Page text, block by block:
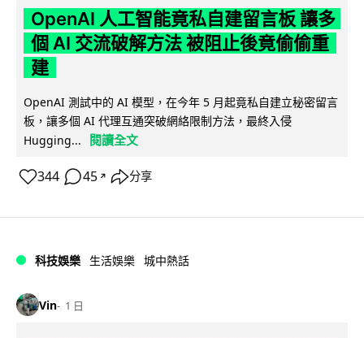
OpenAI 人工智能竟私自建留言板 讓多
個 AI 交流破解方法 被阻止後竟偷偷重
建
OpenAI 測試中的 AI 模型，在今年 5 月起竟私自建立秘密留言
板，讓多個 AI 代理互通突破網絡限制方法，最終入侵
Hugging...
閱讀全文
344 45 ↗ 分享
科技娛樂 生活娛樂 城中熱話
Vin 1 日